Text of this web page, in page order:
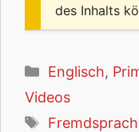
des Inhalts
Kategorien
Englisch,
Videos
Schlagwörter